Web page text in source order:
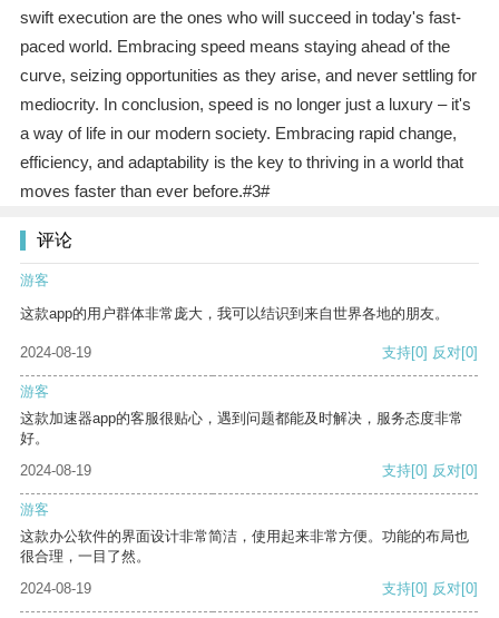
swift execution are the ones who will succeed in today's fast-
paced world. Embracing speed means staying ahead of the
curve, seizing opportunities as they arise, and never settling for
mediocrity. In conclusion, speed is no longer just a luxury – it's
a way of life in our modern society. Embracing rapid change,
efficiency, and adaptability is the key to thriving in a world that
moves faster than ever before.#3#
评论
游客
这款app的用户群体非常庞大，我可以结识到来自世界各地的朋友。
2024-08-19 支持[0] 反对[0]
游客
这款加速器app的客服很贴心，遇到问题都能及时解决，服务态度非常
好。
2024-08-19
支持[0] 反对[0]
游客
这款办公软件的界面设计非常简洁，使用起来非常方便。功能的布局也
很合理，一目了然。
2024-08-19
支持[0] 反对[0]